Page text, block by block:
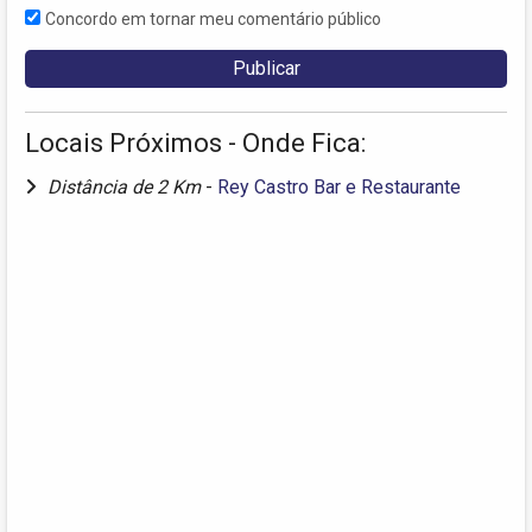
Concordo em tornar meu comentário público
Locais Próximos - Onde Fica:
Distância de 2 Km - Rey Castro Bar e Restaurante